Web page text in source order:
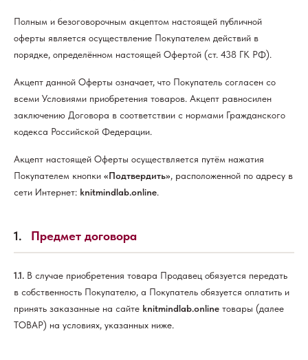
Полным и безоговорочным акцептом настоящей публичной
оферты является осуществление Покупателем действий в
порядке, определённом настоящей Офертой (ст. 438 ГК РФ).
Акцепт данной Оферты означает, что Покупатель согласен со
всеми Условиями приобретения товаров. Акцепт равносилен
заключению Договора в соответствии с нормами Гражданского
кодекса Российской Федерации.
Акцепт настоящей Оферты осуществляется путём нажатия
Покупателем кнопки «Подтвердить», расположенной по адресу в
сети Интернет: knitmindlab.online.
1. Предмет договора
1.1. В случае приобретения товара Продавец обязуется передать
в собственность Покупателю, а Покупатель обязуется оплатить и
принять заказанные на сайте knitmindlab.online товары (далее
ТОВАР) на условиях, указанных ниже.